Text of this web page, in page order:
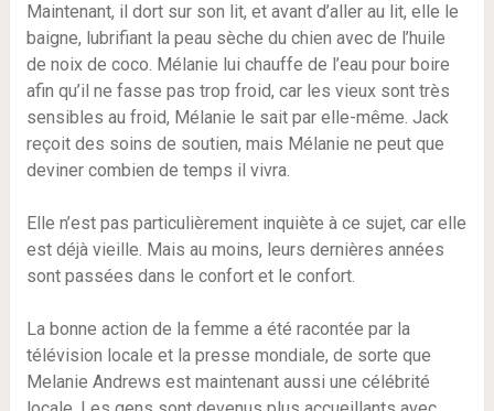
Maintenant, il dort sur son lit, et avant d’aller au lit, elle le
baigne, lubrifiant la peau sèche du chien avec de l’huile
de noix de coco. Mélanie lui chauffe de l’eau pour boire
afin qu’il ne fasse pas trop froid, car les vieux sont très
sensibles au froid, Mélanie le sait par elle-même. Jack
reçoit des soins de soutien, mais Mélanie ne peut que
deviner combien de temps il vivra.
Elle n’est pas particulièrement inquiète à ce sujet, car elle
est déjà vieille. Mais au moins, leurs dernières années
sont passées dans le confort et le confort.
La bonne action de la femme a été racontée par la
télévision locale et la presse mondiale, de sorte que
Melanie Andrews est maintenant aussi une célébrité